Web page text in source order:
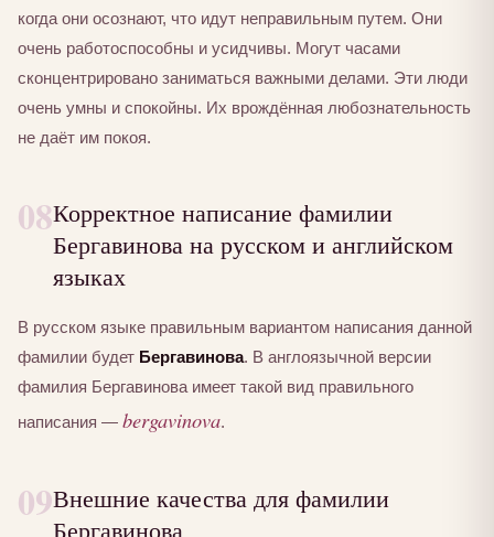
когда они осознают, что идут неправильным путем. Они
очень работоспособны и усидчивы. Могут часами
сконцентрировано заниматься важными делами. Эти люди
очень умны и спокойны. Их врождённая любознательность
не даёт им покоя.
08Корректное написание фамилии
Бергавинова на русском и английском
языках
В русском языке правильным вариантом написания данной
фамилии будет Бергавинова. В англоязычной версии
фамилия Бергавинова имеет такой вид правильного
написания — bergavinova.
09Внешние качества для фамилии
Бергавинова